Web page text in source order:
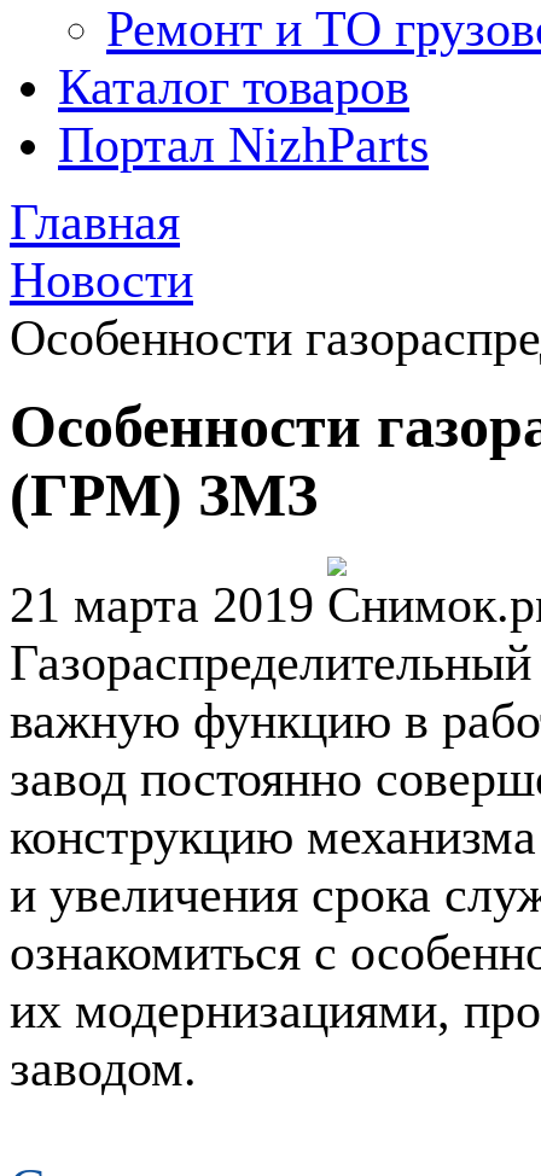
Ремонт и ТО
Каталог товаров
Портал NizhParts
Главная
Новости
Особенности
Особенности
(ГРМ) ЗМЗ
21 марта 2019
важную функцию в
завод постоянно
конструкцию
и увеличения срока
ознакомиться с
их модернизациями,
заводом.